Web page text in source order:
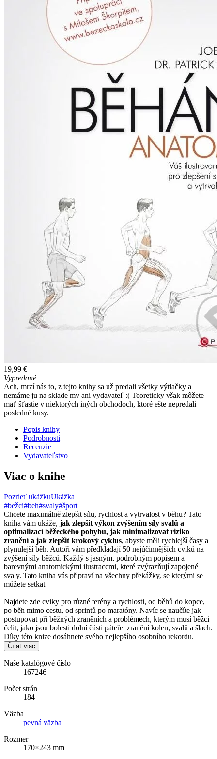
19,99 €
Vypredané
Ach, mrzí nás to, z tejto knihy sa už predali všetky výtlačky a
nemáme ju na sklade my ani vydavateľ :( Teoreticky však môžete
mať šťastie v niektorých iných obchodoch, ktoré ešte nepredali
posledné kusy.
Popis knihy
Podrobnosti
Recenzie
Vydavateľstvo
Viac o knihe
Pozrieť ukážkuUkážka
#bežci#beh#svaly#šport
Chcete maximálně zlepšit sílu, rychlost a vytrvalost v běhu? Tato
kniha vám ukáže, jak zlepšit výkon zvýšením síly svalů a
optimalizací běžeckého pohybu, jak minimalizovat riziko
zranění a jak zlepšit krokový cyklus, abyste měli rychlejší časy a
plynulejší běh. Autoři vám předkládají 50 nejúčinnějších cviků na
zvýšení síly běžců. Každý s jasným, podrobným popisem a
barevnými anatomickými ilustracemi, které zvýrazňují zapojené
svaly. Tato kniha vás připraví na všechny překážky, se kterými se
můžete setkat.
Najdete zde cviky pro různé terény a rychlosti, od běhů do kopce,
po běh mimo cestu, od sprintů po maratóny. Navíc se naučíte jak
postupovat při běžných zraněních a problémech, kterým musí běžci
čelit, jako jsou bolesti dolní části páteře, zranění kolen, svalů a šlach.
Díky této knize dosáhnete svého nejlepšího osobního rekordu.
Čítať viac
Naše katalógové číslo
167246
Počet strán
184
Väzba
pevná väzba
Rozmer
170×243 mm